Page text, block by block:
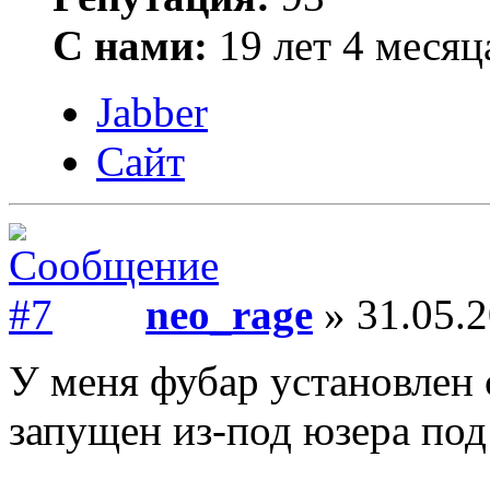
С нами: 19 лет 4
Jabber
Сайт
neo_rage »
У меня фубар
запущен из-под юзера